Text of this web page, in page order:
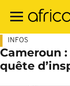
contenu
INFOS
Cameroun
quête